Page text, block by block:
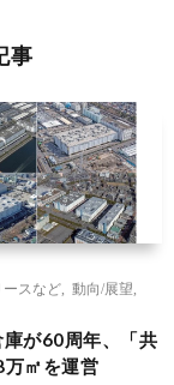
事
ースなど
動向/展望
が60周年、「共
㎡を運営